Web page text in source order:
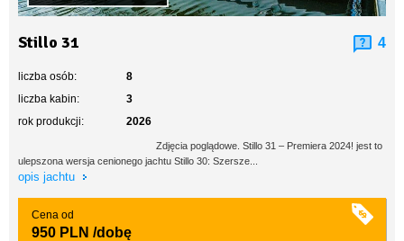
Stillo 31 4
liczba osób:
8
liczba kabin:
3
rok produkcji:
2026
Zdjęcia poglądowe. Stillo 31 – Premiera 2024! jest to
ulepszona wersja cenionego jachtu Stillo 30: Szersze...
opis jachtu
Cena od
950 PLN /dobę